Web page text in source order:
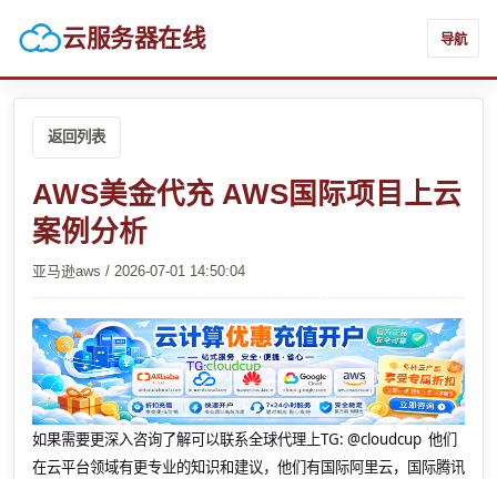
云服务器在线 导航
返回列表
AWS美金代充 AWS国际项目上云
案例分析
亚马逊aws / 2026-07-01 14:50:04
如果需要更深入咨询了解可以联系全球代理上TG: @cloudcup 他们
在云平台领域有更专业的知识和建议，他们有国际阿里云，国际腾讯